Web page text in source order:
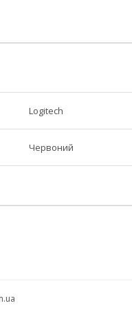
Logitech
Червоний